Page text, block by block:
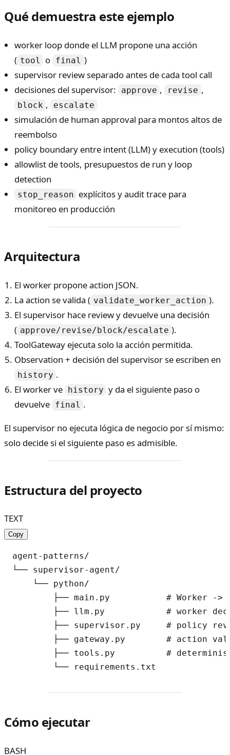
Qué demuestra este ejemplo
worker loop donde el LLM propone una acción
( tool o final )
supervisor review separado antes de cada tool call
decisiones del supervisor:
approve , revise ,
block , escalate
simulación de human approval para montos altos de
reembolso
policy boundary entre intent (LLM) y execution (tools)
allowlist de tools, presupuestos de run y loop
detection
stop_reason explícitos y audit trace para
monitoreo en producción
Arquitectura
El worker propone action JSON.
La action se valida ( validate_worker_action ).
El supervisor hace review y devuelve una decisión
( approve/revise/block/escalate ).
ToolGateway ejecuta solo la acción permitida.
Observation + decisión del supervisor se escriben en
history .
El worker ve history y da el siguiente paso o
devuelve final .
El supervisor no ejecuta lógica de negocio por sí mismo:
solo decide si el siguiente paso es admisible.
Estructura del proyecto
TEXT
Copy
agent-patterns/
└── supervisor-agent/
    └── python/
├── main.py           # Worker ->
├── llm.py            # worker
├── supervisor.py     # policy
├── gateway.py        # action
├── tools.py          #
Cómo ejecutar
BASH